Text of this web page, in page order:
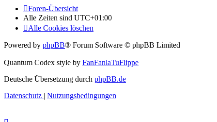
Foren-Übersicht
Alle Zeiten sind UTC+01:00
Alle Cookies löschen
Powered by phpBB® Forum Software © phpBB Limited
Quantum Codex style by FanFanlaTuFlippe
Deutsche Übersetzung durch phpBB.de
Datenschutz | Nutzungsbedingungen